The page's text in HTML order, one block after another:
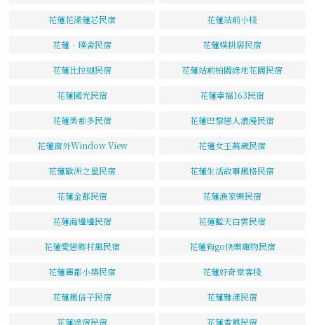
花蓮花漾蓮芯民宿 花蓮站前小棧
花蓮‧璞舍民宿 花蓮樸耕居民宿
花蓮比拉迦民宿 花蓮站前柏園綠地花園民宿
花蓮國光民宿 花蓮幸福163民宿
花蓮美那多民宿 花蓮巴黎戀人浪漫民宿
花蓮窗外Window View 花蓮女王萬歲民宿
花蓮歐洲之星民宿 花蓮生活故事風格民宿
花蓮金都民宿 花蓮漁家樂民宿
花蓮海邊邊民宿 花蓮藍天白雲民宿
花蓮愛戀鄉村風民宿 花蓮狗go快樂寵物民宿
花蓮麗都小築民宿 花蓮好奇堂客棧
花蓮風信子民宿 花蓮雅漾民宿
花蓮綠宿民宿 花蓮香風民宿